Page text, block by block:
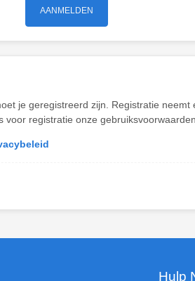
je geregistreerd zijn. Registratie
registratie onze
Hulp